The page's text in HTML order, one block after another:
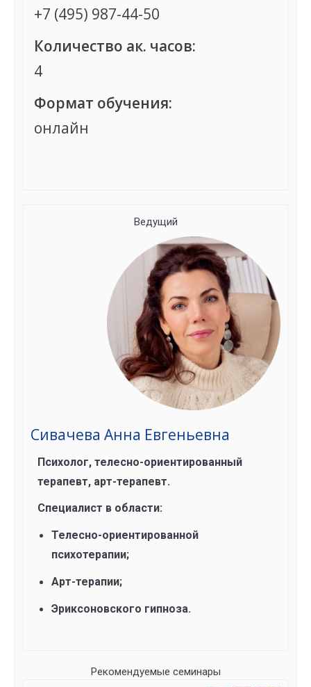
+7 (495) 987-44-50
Количество ак. часов:
4
Формат обучения:
онлайн
Ведущий
Сивачева Анна Евгеньевна
Психолог, телесно-ориентированный
терапевт, арт-терапевт.
Специалист в области:
Телесно-ориентированной
психотерапии;
Арт-терапии;
Эриксоновского гипноза.
Рекомендуемые семинары